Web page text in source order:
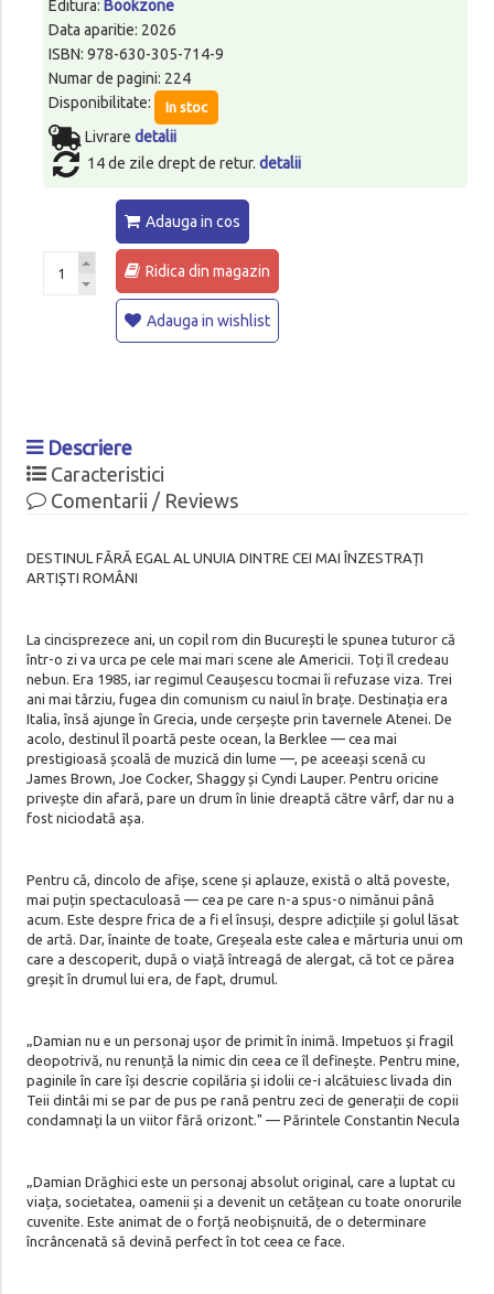
Editura: Bookzone
Data aparitie: 2026
ISBN: 978-630-305-714-9
Numar de pagini: 224
Disponibilitate:
In stoc
Livrare detalii
14 de zile drept de retur. detalii
Adauga in cos
Ridica din magazin
Adauga in wishlist
Descriere
Caracteristici
Comentarii / Reviews
DESTINUL FĂRĂ EGAL AL UNUIA DINTRE CEI MAI ÎNZESTRAȚI
ARTIȘTI ROMÂNI
La cincisprezece ani, un copil rom din București le spunea tuturor că
într-o zi va urca pe cele mai mari scene ale Americii. Toți îl credeau
nebun. Era 1985, iar regimul Ceaușescu tocmai îi refuzase viza. Trei
ani mai târziu, fugea din comunism cu naiul în brațe. Destinația era
Italia, însă ajunge în Grecia, unde cerșește prin tavernele Atenei. De
acolo, destinul îl poartă peste ocean, la Berklee — cea mai
prestigioasă școală de muzică din lume —, pe aceeași scenă cu
James Brown, Joe Cocker, Shaggy și Cyndi Lauper. Pentru oricine
privește din afară, pare un drum în linie dreaptă către vârf, dar nu a
fost niciodată așa.
Pentru că, dincolo de afișe, scene și aplauze, există o altă poveste,
mai puțin spectaculoasă — cea pe care n-a spus-o nimănui până
acum. Este despre frica de a fi el însuși, despre adicțiile și golul lăsat
de artă. Dar, înainte de toate, Greșeala este calea e mărturia unui om
care a descoperit, după o viață întreagă de alergat, că tot ce părea
greșit în drumul lui era, de fapt, drumul.
„Damian nu e un personaj ușor de primit în inimă. Impetuos și fragil
deopotrivă, nu renunță la nimic din ceea ce îl definește. Pentru mine,
paginile în care își descrie copilăria și idolii ce-i alcătuiesc livada din
Teii dintâi mi se par de pus pe rană pentru zeci de generații de copii
condamnați la un viitor fără orizont." — Părintele Constantin Necula
„Damian Drăghici este un personaj absolut original, care a luptat cu
viața, societatea, oamenii și a devenit un cetățean cu toate onorurile
cuvenite. Este animat de o forță neobișnuită, de o determinare
încrâncenată să devină perfect în tot ceea ce face.